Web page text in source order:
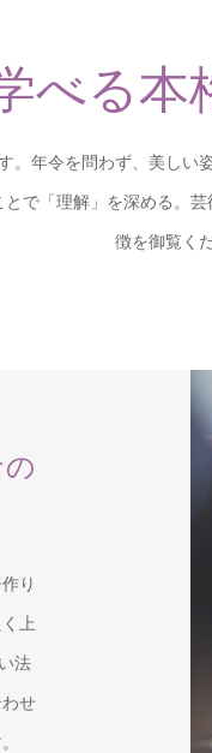
べる本
年令を問わず、美し
で「理解」を深める。
徴を御覧く
り
上
法
せ